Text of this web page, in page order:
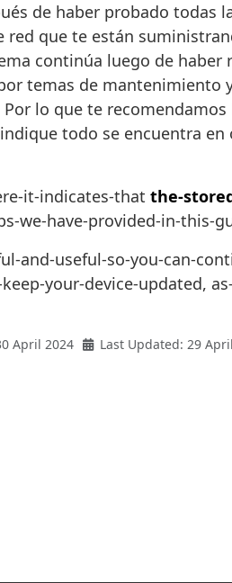
de haber probado todas
que te están
continúa luego de
temas de
lo que te
todo se encuentra
it-indicates-that the-
we-have-provided-in-this-
and-useful-so-you-can-
your-device-updated,
April 2024 Last Updated: 29